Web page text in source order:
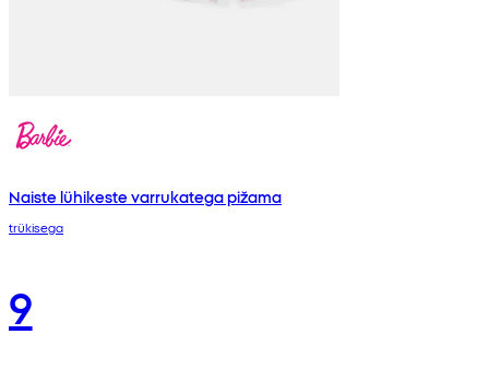
Naiste lühikeste varrukatega pižama
trükisega
9